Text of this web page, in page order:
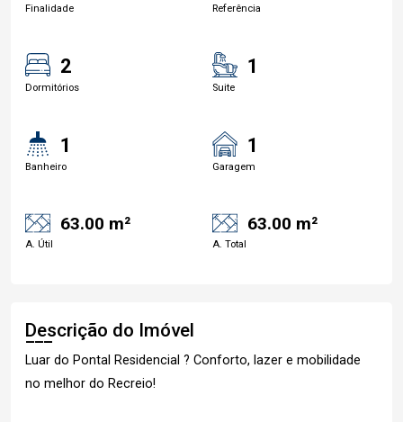
Finalidade Referência
2
Dormitórios
1
Suite
1
Banheiro
1
Garagem
63.00 m²
A. Útil
63.00 m²
A. Total
Descrição do Imóvel
Luar do Pontal Residencial ? Conforto, lazer e mobilidade
no melhor do Recreio!